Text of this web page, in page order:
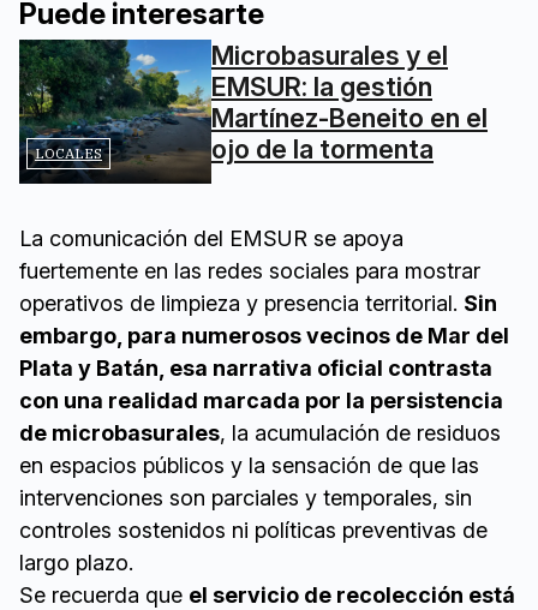
Puede interesarte
LOCALES
Microbasurales y el
EMSUR: la gestión
Martínez-Beneito en el
ojo de la tormenta
La comunicación del EMSUR se apoya
fuertemente en las redes sociales para mostrar
operativos de limpieza y presencia territorial. Sin
embargo, para numerosos vecinos de Mar del
Plata y Batán, esa narrativa oficial contrasta
con una realidad marcada por la persistencia
de microbasurales, la acumulación de residuos
en espacios públicos y la sensación de que las
intervenciones son parciales y temporales, sin
controles sostenidos ni políticas preventivas de
largo plazo.
Se recuerda que el servicio de recolección está